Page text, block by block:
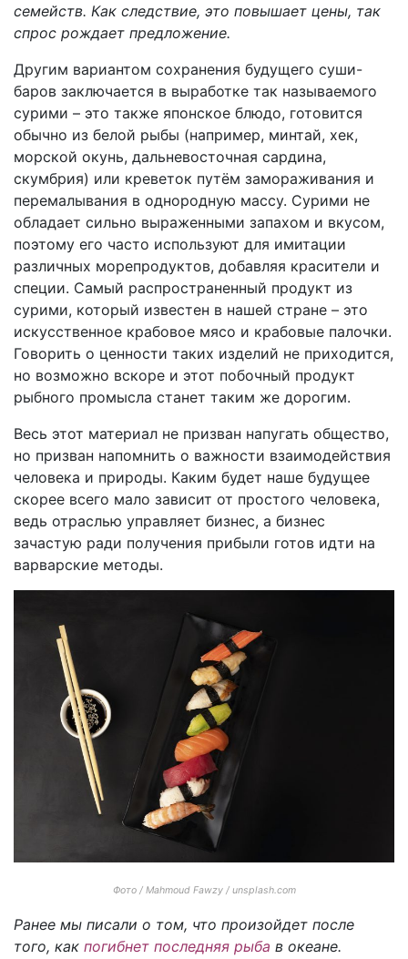
семейств. Как следствие, это повышает цены, так
спрос рождает предложение.
Другим вариантом сохранения будущего суши-
баров заключается в выработке так называемого
сурими – это также японское блюдо, готовится
обычно из белой рыбы (например, минтай, хек,
морской окунь, дальневосточная сардина,
скумбрия) или креветок путём замораживания и
перемалывания в однородную массу. Сурими не
обладает сильно выраженными запахом и вкусом,
поэтому его часто используют для имитации
различных морепродуктов, добавляя красители и
специи. Самый распространенный продукт из
сурими, который известен в нашей стране – это
искусственное крабовое мясо и крабовые палочки.
Говорить о ценности таких изделий не приходится,
но возможно вскоре и этот побочный продукт
рыбного промысла станет таким же дорогим.
Весь этот материал не призван напугать общество,
но призван напомнить о важности взаимодействия
человека и природы. Каким будет наше будущее
скорее всего мало зависит от простого человека,
ведь отраслью управляет бизнес, а бизнес
зачастую ради получения прибыли готов идти на
варварские методы.
Фото / Mahmoud Fawzy / unsplash.com
Ранее мы писали о том, что произойдет после
того, как погибнет последняя рыба в океане.